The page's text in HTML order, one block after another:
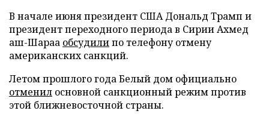
В начале июня президент США Дональд Трамп и
президент переходного периода в Сирии Ахмед
аш-Шараа обсудилипо телефону отмену
американских санкций.
Летом прошлого года Белый дом официально
отменил основной санкционный режим против
этой ближневосточной страны.